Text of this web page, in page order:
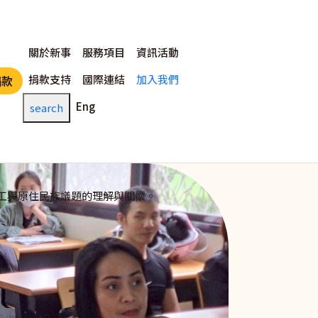
主選單
關於新事 服務項目
資訊活動
捐款支持
國際連結
加入我們
search
Eng
與原住民族議題的理解與關懷。